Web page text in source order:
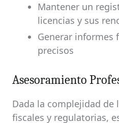
Mantener un
licencias y sus
Generar informes
precisos
Asesoramiento
Dada la complejidad de
fiscales y regulatorias,